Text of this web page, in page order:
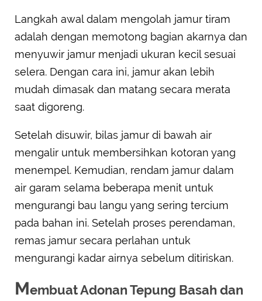
Langkah awal dalam mengolah jamur tiram
adalah dengan memotong bagian akarnya dan
menyuwir jamur menjadi ukuran kecil sesuai
selera. Dengan cara ini, jamur akan lebih
mudah dimasak dan matang secara merata
saat digoreng.
Setelah disuwir, bilas jamur di bawah air
mengalir untuk membersihkan kotoran yang
menempel. Kemudian, rendam jamur dalam
air garam selama beberapa menit untuk
mengurangi bau langu yang sering tercium
pada bahan ini. Setelah proses perendaman,
remas jamur secara perlahan untuk
mengurangi kadar airnya sebelum ditiriskan.
Membuat Adonan Tepung Basah dan